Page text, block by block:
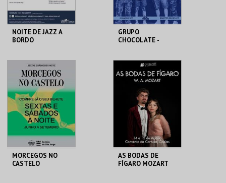
NOITE DE JAZZ A
BORDO
BLUE CRUISES
MAIS INFO
COMPRAR
GRUPO
CHOCOLATE -
MONSANTOS OPEN
AIR
MAIS INFO
COMPRAR
MORCEGOS NO
CASTELO
AS BODAS DE
FÍGARO MOZART